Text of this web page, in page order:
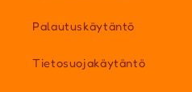
Palautuskäytäntö
Tietosuojakäytäntö